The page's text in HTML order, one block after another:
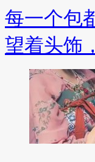
每一个包
望着头饰